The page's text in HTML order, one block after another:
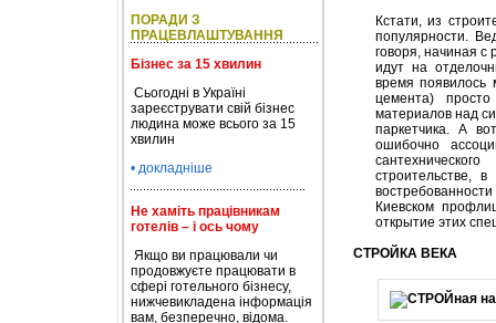
ПОРАДИ З
ПРАЦЕВЛАШТУВАННЯ
Бізнес за 15 хвилин
Сьогодні в Україні
зареєструвати свій бізнес
людина може всього за 15
хвилин
• докладніше
Не хаміть працівникам
готелів – і ось чому
Якщо ви працювали чи
продовжуєте працювати в
сфері готельного бізнесу,
нижчевикладена інформація
вам, безперечно, відома.
Кстати, из
популярности.
говоря, начиная
идут на
время появилось
цемента)
материалов над
паркетчика. А
ошибочно
строительстве,
Киевском
открытие этих
СТРОЙКА ВЕКА